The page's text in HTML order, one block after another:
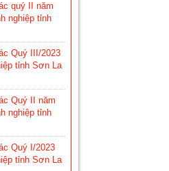
quý II năm
nghiệp tỉnh
Quý III/2023
tỉnh Sơn La
Quý II năm
nghiệp tỉnh
Quý I/2023
tỉnh Sơn La